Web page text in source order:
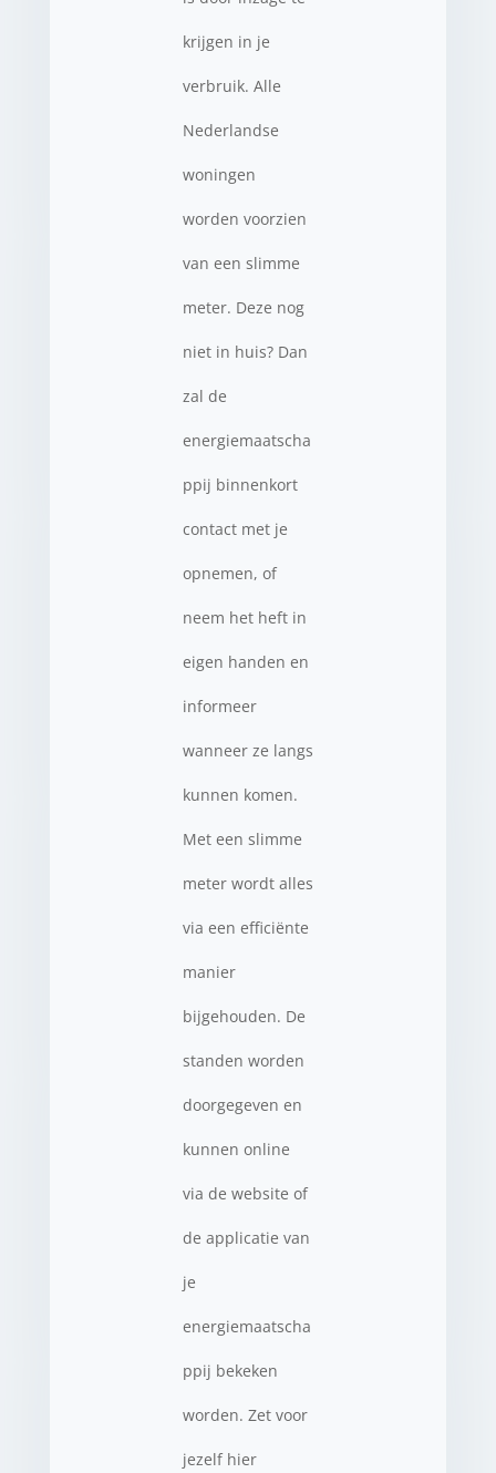
krijgen in je
verbruik. Alle
Nederlandse
woningen
worden voorzien
van een slimme
meter. Deze nog
niet in huis? Dan
zal de
energiemaatscha
ppij binnenkort
contact met je
opnemen, of
neem het heft in
eigen handen en
informeer
wanneer ze langs
kunnen komen.
Met een slimme
meter wordt alles
via een efficiënte
manier
bijgehouden. De
standen worden
doorgegeven en
kunnen online
via de website of
de applicatie van
je
energiemaatscha
ppij bekeken
worden. Zet voor
jezelf hier